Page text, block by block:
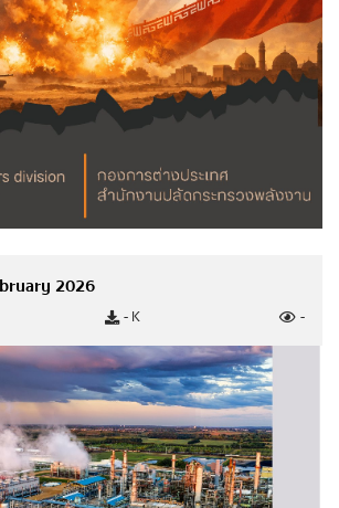
อจัดจ้างหรือการจัดหาพัสดุราย
จัดซื้อจัดจ้างหรือการจัดหาพัสดุ
น
ระทรวงพลังงาน
น
รมชาติ
ยและแผนพลังงาน
2026
- K -